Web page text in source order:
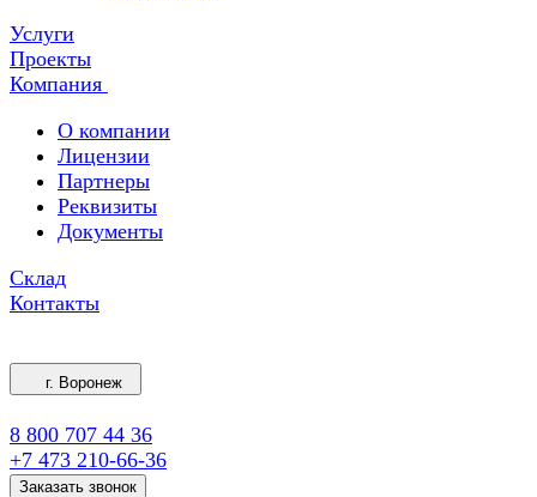
Услуги
Проекты
Компания
О компании
Лицензии
Партнеры
Реквизиты
Документы
Склад
Контакты
г. Воронеж
8 800 707 44 36
+7 473 210-66-36
Заказать звонок